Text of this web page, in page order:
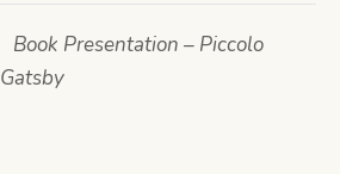
Book Presentation – Piccolo
Gatsby